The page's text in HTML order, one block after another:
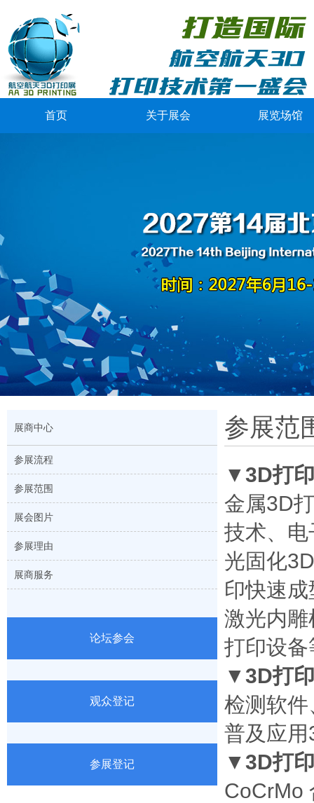
首页 关于展会 展览场馆
展商中心
参展流程
参展范围
展会图片
参展理由
展商服务
论坛参会
观众登记
参展登记
参展范
▼3D打
金属3D
技术、
光固化
印快速
激光内
打印设备
▼3D打
检测软
普及应用
▼3D打
CoCrMo